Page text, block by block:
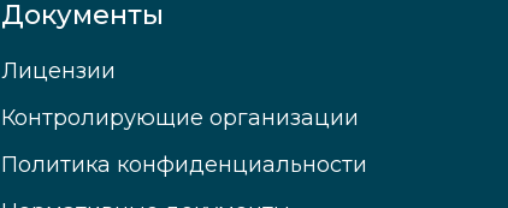
Документы
Лицензии
Контролирующие организации
Политика конфиденциальности